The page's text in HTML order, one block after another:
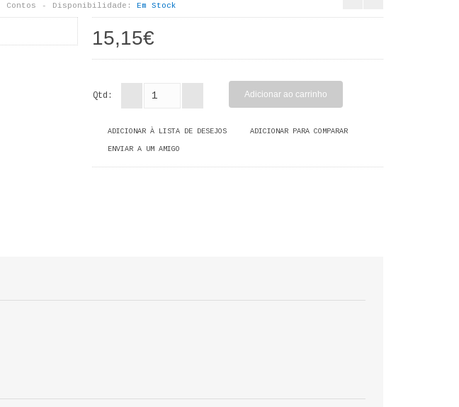
Contos Disponibilidade: Em Stock
15,15€
Qtd:
ADICIONAR À LISTA DE DESEJOS ADICIONAR PARA COMPARAR
ENVIAR A UM AMIGO